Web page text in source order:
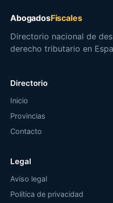
AbogadosFiscales
Directorio nacional de
derecho tributario en
Directorio
Inicio
Provincias
Contacto
Legal
Aviso legal
Política de privacidad